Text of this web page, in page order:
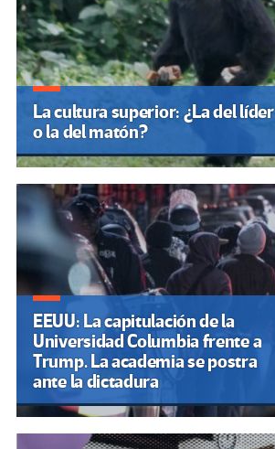
La cultura superior: ¿La del líder
o la del matón?
EEUU: La capitulación de la
Universidad Columbia frente a
Trump. La academia se postra
ante la dictadura